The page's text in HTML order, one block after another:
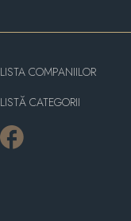
LISTA COMPANIILOR
LISTĂ CATEGORII